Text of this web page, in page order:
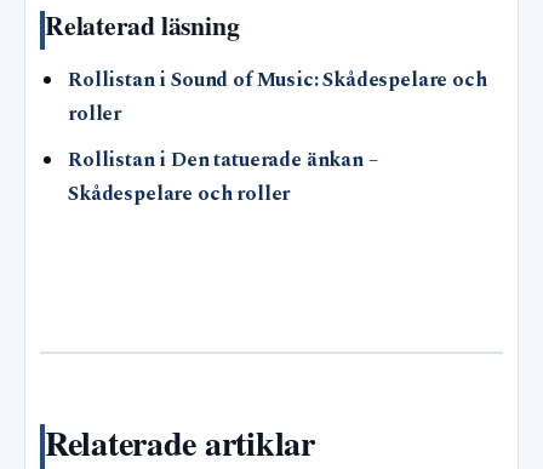
Relaterad läsning
Rollistan i Sound of Music: Skådespelare och
roller
Rollistan i Den tatuerade änkan –
Skådespelare och roller
Relaterade artiklar